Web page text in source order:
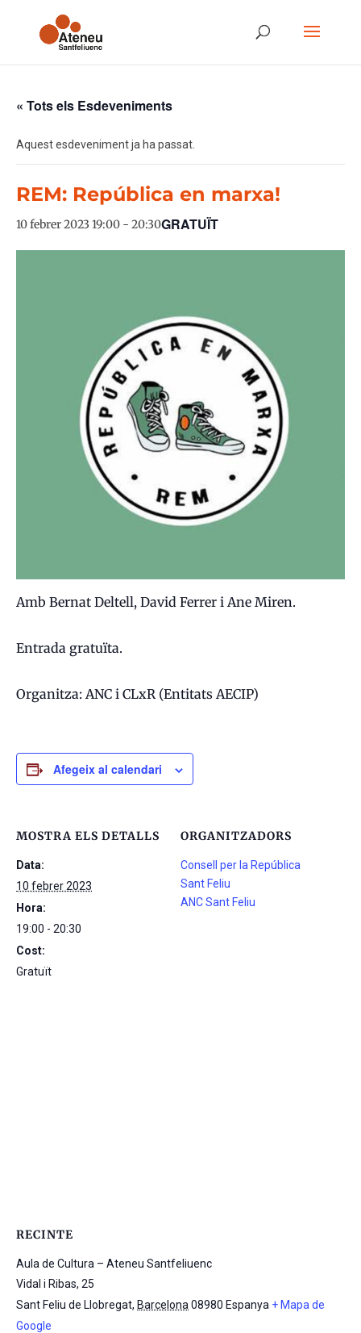
« Tots els Esdeveniments
Aquest esdeveniment ja ha passat.
REM: República en marxa!
10 febrer 2023 19:00 - 20:30GRATUÏT
Amb Bernat Deltell, David Ferrer i Ane Miren.
Entrada gratuïta.
Organitza: ANC i CLxR (Entitats AECIP)
Afegeix al calendari
MOSTRA ELS DETALLS
Data:
10 febrer 2023
Hora:
19:00 - 20:30
Cost:
Gratuït
ORGANITZADORS
Consell per la República
Sant Feliu
ANC Sant Feliu
RECINTE
Aula de Cultura – Ateneu Santfeliuenc
Vidal i Ribas, 25
Sant Feliu de Llobregat, Barcelona 08980 Espanya + Mapa de
Google